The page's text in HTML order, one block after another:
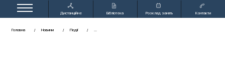
Дистанційне
Бібліотека Розклад занять Контакти
Головна Новини Події